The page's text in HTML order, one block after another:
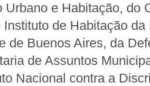
Urbano e Habitação, do
Instituto de Habitação
de Buenos Aires, da
de Assuntos
Nacional contra a